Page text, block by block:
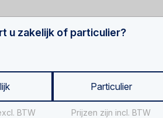
u zakelijk of particulier?
BTW
Particulier
Prijzen zijn incl. BTW